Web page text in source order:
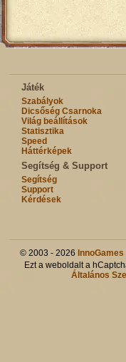
Játék
Szabályok
Dicsőség Csarnoka
Világ beállítások
Statisztika
Speed
Háttérképek
Segítség & Support
Segítség
Support
Kérdések
© 2003 - 2026 InnoGames
Ezt a weboldalt a
Általános